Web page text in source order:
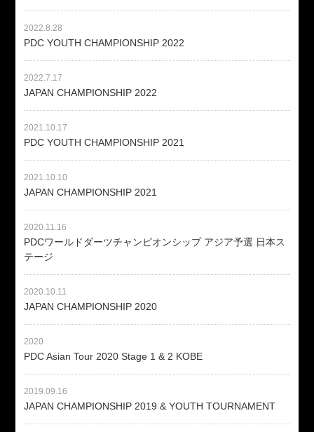
2022.8.28
PDC YOUTH CHAMPIONSHIP 2022
2022.7.17
JAPAN CHAMPIONSHIP 2022
2021.10.17
PDC YOUTH CHAMPIONSHIP 2021
2021.10.10
JAPAN CHAMPIONSHIP 2021
2020.11.16
PDCワールドダーツチャンピオンシップ アジア予選 日本ス
テージ
2020.10.11
JAPAN CHAMPIONSHIP 2020
2020
PDC Asian Tour 2020 Stage 1 & 2 KOBE
2019.09.16
JAPAN CHAMPIONSHIP 2019 & YOUTH TOURNAMENT